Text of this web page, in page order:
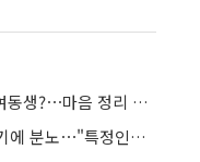
'나솔사계' 20기 영식, 25기 영자는 여동생?⋯마음 정리 끝 "핑계 대지 않을 것"
'미스코리아 출신' 김민경, '나솔' 31기에 분노⋯"특정인들 무서워, 착하게 살자"